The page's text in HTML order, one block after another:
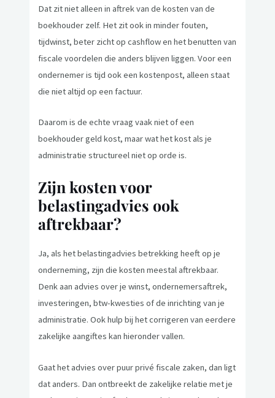
Dat zit niet alleen in aftrek van de kosten van de
boekhouder zelf. Het zit ook in minder fouten,
tijdwinst, beter zicht op cashflow en het benutten van
fiscale voordelen die anders blijven liggen. Voor een
ondernemer is tijd ook een kostenpost, alleen staat
die niet altijd op een factuur.
Daarom is de echte vraag vaak niet of een
boekhouder geld kost, maar wat het kost als je
administratie structureel niet op orde is.
Zijn kosten voor
belastingadvies ook
aftrekbaar?
Ja, als het belastingadvies betrekking heeft op je
onderneming, zijn die kosten meestal aftrekbaar.
Denk aan advies over je winst, ondernemersaftrek,
investeringen, btw-kwesties of de inrichting van je
administratie. Ook hulp bij het corrigeren van eerdere
zakelijke aangiftes kan hieronder vallen.
Gaat het advies over puur privé fiscale zaken, dan ligt
dat anders. Dan ontbreekt de zakelijke relatie met je